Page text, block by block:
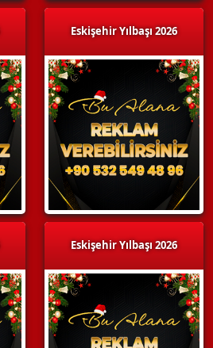
Eskişehir Yılbaşı 2026
Eskişehir Yılbaşı 2026